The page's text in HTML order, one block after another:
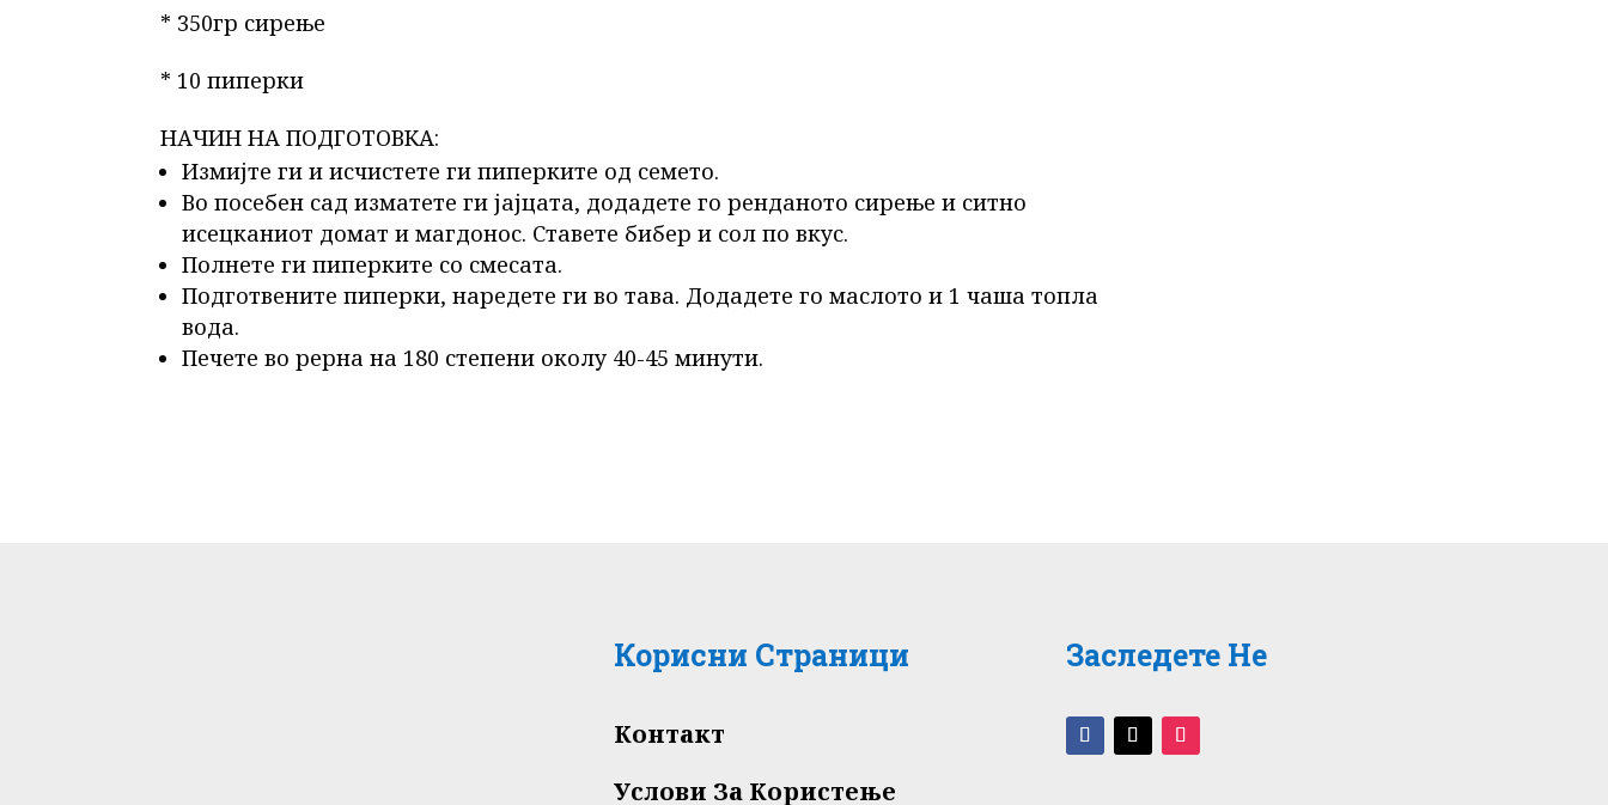
* 350гр сирење
* 10 пиперки
НАЧИН НА ПОДГОТОВКА:
Измијте ги и исчистете ги пиперките од семето.
Во посебен сад изматете ги јајцата, додадете го ренданото сирење и ситно
исецканиот домат и магдонос. Ставете бибер и сол по вкус.
Полнете ги пиперките со смесата.
Подготвените пиперки, наредете ги во тава. Додадете го маслото и 1 чаша топла
вода.
Печете во рерна на 180 степени околу 40-45 минути.
Корисни Страници
Контакт
Услови За Користење
Заследете Не